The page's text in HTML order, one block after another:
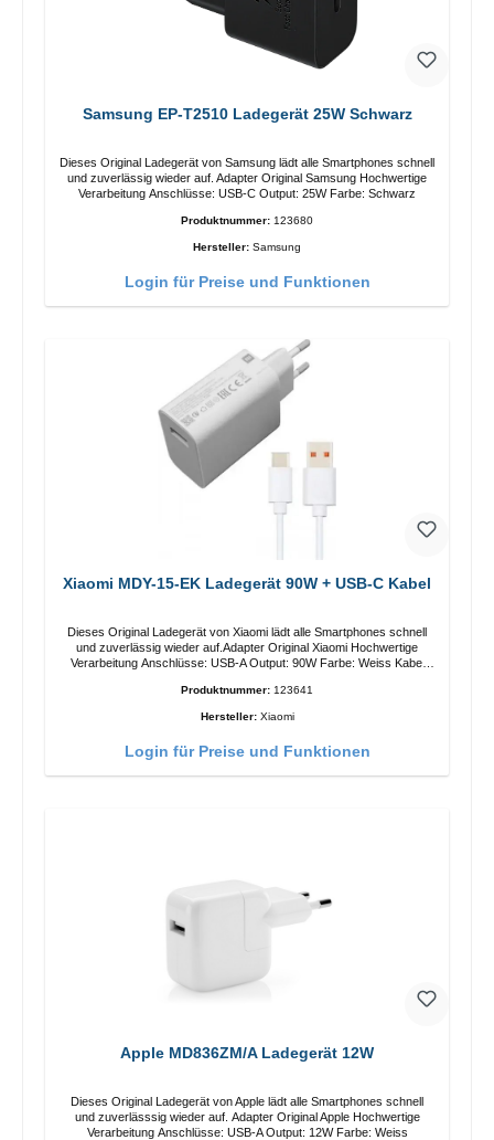
Samsung EP-T2510 Ladegerät 25W Schwarz
Dieses Original Ladegerät von Samsung lädt alle Smartphones schnell
und zuverlässig wieder auf. Adapter Original Samsung Hochwertige
Verarbeitung Anschlüsse: USB-C Output: 25W Farbe: Schwarz
Produktnummer: 123680
Hersteller: Samsung
Login für Preise und Funktionen
Xiaomi MDY-15-EK Ladegerät 90W + USB-C Kabel
Dieses Original Ladegerät von Xiaomi lädt alle Smartphones schnell
und zuverlässig wieder auf.Adapter Original Xiaomi Hochwertige
Verarbeitung Anschlüsse: USB-A Output: 90W Farbe: Weiss Kabel
Produktnummer: 123641
Hersteller: Xiaomi
Login für Preise und Funktionen
Apple MD836ZM/A Ladegerät 12W
Dieses Original Ladegerät von Apple lädt alle Smartphones schnell
und zuverlässsig wieder auf. Adapter Original Apple Hochwertige
Verarbeitung Anschlüsse: USB-A Output: 12W Farbe: Weiss